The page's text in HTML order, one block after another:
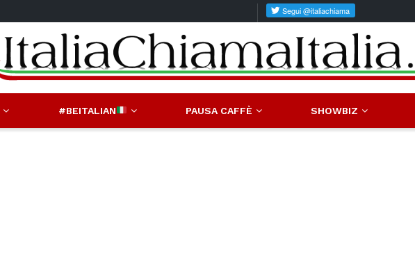
#BEITALIAN PAUSA CAFFÈ SHOWBIZ